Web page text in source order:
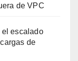
de VPC
el escalado
de